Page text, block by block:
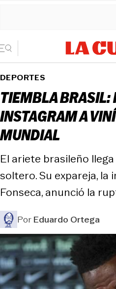
DEPORTES
TIEMBLA BRASIL:
INSTAGRAM A
MUNDIAL
El ariete brasileño
soltero. Su expareja, la
Fonseca, anunció la
PorEduardo Ortega